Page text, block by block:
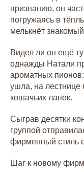
признанию, он
погружаясь в
мелькнёт
Видел ли он ещё
однажды Натали
ароматных
ушла, на
кошачьих лапок.
Сыграв десятки
группой
фирменный стиль
Шаг к новому